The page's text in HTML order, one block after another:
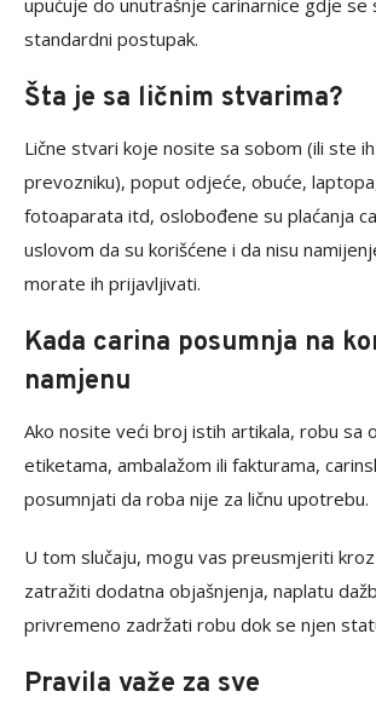
upućuje do unutrašnje carinarnice gdje se
standardni postupak.
Šta je sa ličnim stvarima?
Lične stvari koje nosite sa sobom (ili ste
prevozniku), poput odjeće, obuće,
fotoaparata itd, oslobođene su plaćanja
uslovom da su korišćene i da nisu
morate ih prijavljivati.
Kada carina posumnja na
namjenu
Ako nosite veći broj istih artikala, robu sa
etiketama, ambalažom ili fakturama,
posumnjati da roba nije za ličnu upotrebu.
U tom slučaju, mogu vas preusmjeriti
zatražiti dodatna objašnjenja, naplatu
privremeno zadržati robu dok se njen
Pravila važe za sve